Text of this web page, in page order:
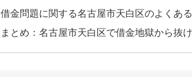
借金問題に関する名古屋市天白区のよくあ
まとめ：名古屋市天白区で借金地獄から抜